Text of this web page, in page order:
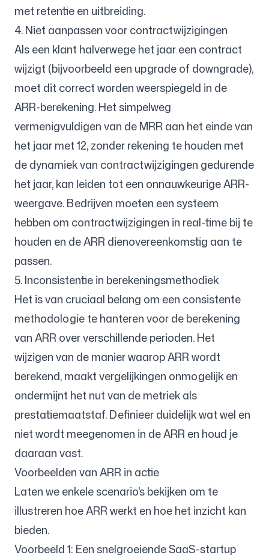
met retentie en uitbreiding.
4. Niet aanpassen voor contractwijzigingen
Als een klant halverwege het jaar een contract
wijzigt (bijvoorbeeld een upgrade of downgrade),
moet dit correct worden weerspiegeld in de
ARR-berekening. Het simpelweg
vermenigvuldigen van de MRR aan het einde van
het jaar met 12, zonder rekening te houden met
de dynamiek van contractwijzigingen gedurende
het jaar, kan leiden tot een onnauwkeurige ARR-
weergave. Bedrijven moeten een systeem
hebben om contractwijzigingen in real-time bij te
houden en de ARR dienovereenkomstig aan te
passen.
5. Inconsistentie in berekeningsmethodiek
Het is van cruciaal belang om een consistente
methodologie te hanteren voor de berekening
van ARR over verschillende perioden. Het
wijzigen van de manier waarop ARR wordt
berekend, maakt vergelijkingen onmogelijk en
ondermijnt het nut van de metriek als
prestatiemaatstaf. Definieer duidelijk wat wel en
niet wordt meegenomen in de ARR en houd je
daaraan vast.
Voorbeelden van ARR in actie
Laten we enkele scenario's bekijken om te
illustreren hoe ARR werkt en hoe het inzicht kan
bieden.
Voorbeeld 1: Een snelgroeiende SaaS-startup